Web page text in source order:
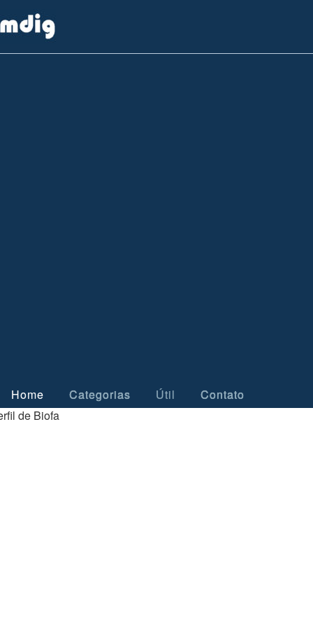
Home Categorias Útil
Contato
de Biofa